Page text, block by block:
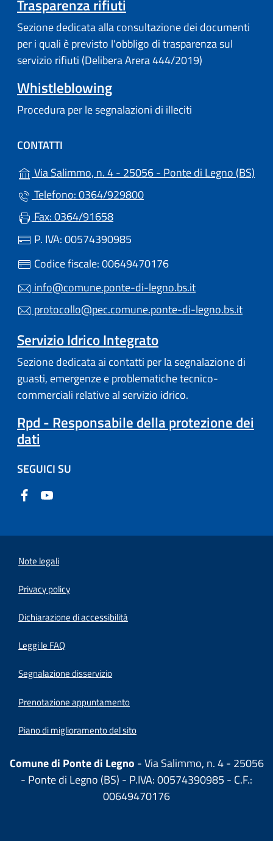
Trasparenza rifiuti
Sezione dedicata alla consultazione dei documenti
per i quali è previsto l'obbligo di trasparenza sul
servizio rifiuti (Delibera Arera 444/2019)
Whistleblowing
Procedura per le segnalazioni di illeciti
CONTATTI
Via Salimmo, n. 4 - 25056 - Ponte di Legno (BS)
Telefono: 0364/929800
Fax: 0364/91658
P. IVA: 00574390985
Codice fiscale: 00649470176
info@comune.ponte-di-legno.bs.it
protocollo@pec.comune.ponte-di-legno.bs.it
Servizio Idrico Integrato
Sezione dedicata ai contatti per la segnalazione di
guasti, emergenze e problematiche tecnico-
commerciali relative al servizio idrico.
Rpd - Responsabile della protezione dei
dati
SEGUICI SU
Note legali
Privacy policy
Dichiarazione di accessibilità
Leggi le FAQ
Segnalazione disservizio
Prenotazione appuntamento
Piano di miglioramento del sito
Comune di Ponte di Legno - Via Salimmo, n. 4 - 25056
- Ponte di Legno (BS) - P.IVA: 00574390985 - C.F.:
00649470176